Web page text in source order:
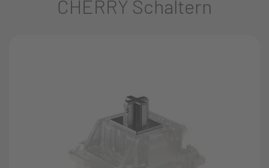
CHERRY Schaltern